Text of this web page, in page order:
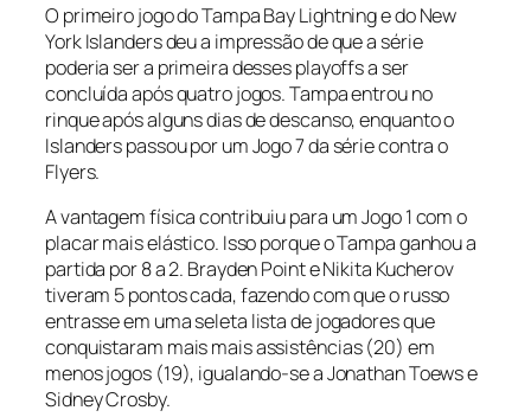
O primeiro jogo do Tampa Bay Lightning e do New
York Islanders deu a impressão de que a série
poderia ser a primeira desses playoffs a ser
concluída após quatro jogos. Tampa entrou no
rinque após alguns dias de descanso, enquanto o
Islanders passou por um Jogo 7 da série contra o
Flyers.
A vantagem física contribuiu para um Jogo 1 com o
placar mais elástico. Isso porque o Tampa ganhou a
partida por 8 a 2. Brayden Point e Nikita Kucherov
tiveram 5 pontos cada, fazendo com que o russo
entrasse em uma seleta lista de jogadores que
conquistaram mais mais assistências (20) em
menos jogos (19), igualando-se a Jonathan Toews e
Sidney Crosby.